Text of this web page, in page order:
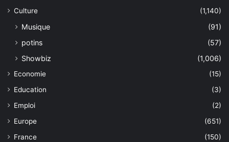
Culture
(1,140)
Musique
(91)
potins
(57)
Showbiz
(1,006)
Economie
(15)
Education
(3)
Emploi
(2)
Europe
(651)
France
(150)